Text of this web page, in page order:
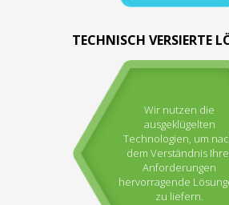
TECHNISCH VERSIERTE
Wir nutzen die
ausgeklügelten
Technologien, um
dem Verständnis
Anforderungen
hervorragende
zu liefern.